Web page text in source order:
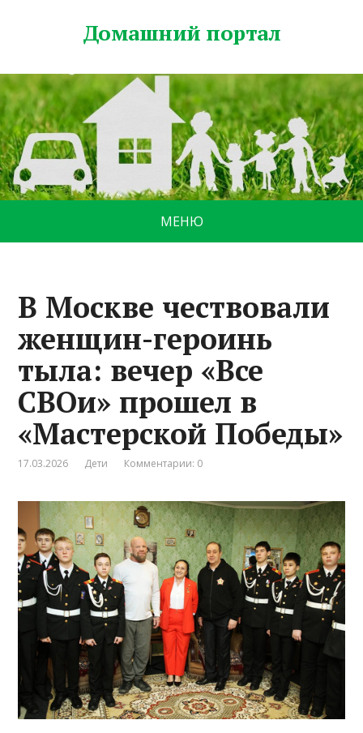
Домашний портал
МЕНЮ
В Москве чествовали
женщин-героинь
тыла: вечер «Все
СВОи» прошел в
«Мастерской Победы»
17.03.2026 Дети Комментарии: 0